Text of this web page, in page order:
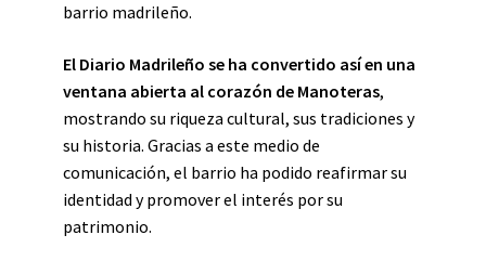
barrio madrileño.
El Diario Madrileño se ha convertido así en una
ventana abierta al corazón de Manoteras,
mostrando su riqueza cultural, sus tradiciones y
su historia. Gracias a este medio de
comunicación, el barrio ha podido reafirmar su
identidad y promover el interés por su
patrimonio.